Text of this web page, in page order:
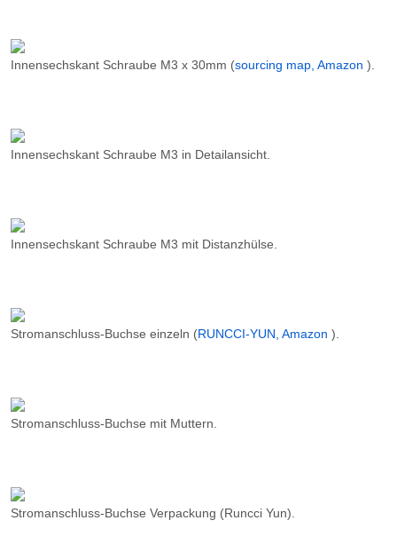
Innensechskant Schraube M3 x 30mm (sourcing map, Amazon ).
Innensechskant Schraube M3 in Detailansicht.
Innensechskant Schraube M3 mit Distanzhülse.
Stromanschluss-Buchse einzeln (RUNCCI-YUN, Amazon ).
Stromanschluss-Buchse mit Muttern.
Stromanschluss-Buchse Verpackung (Runcci Yun).